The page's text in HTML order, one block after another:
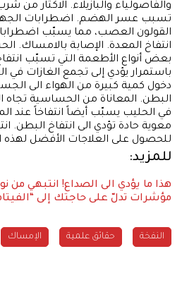
والفاصولياء والبازيلاء. الاكثار من
تسبب عسر الهضم. اضطرابات
القولون العصب، مما يسبّب
انتفاخ المعدة. الإصابة بالامساك.
بعض أنواع الأطعمة التي تسبّب
باستمرار يؤدي إلى تجمع الغازات في
دخول كمية كبيرة من الهواء الى
البطن. المعاناة من الحساسية تجاه
في الحليب يسبّب أيضاً انتفاخاً عند
معوية حادة تؤدي الى انتفاخ البطن.
للحصول على العلاجات الأفضل لهذه
للمزيد:
هذا ما يؤدي الى الصداع! انتبهي من
مؤشرات تدلّ على حاجتك إلى
النفخة حقائق علمية الإمساك